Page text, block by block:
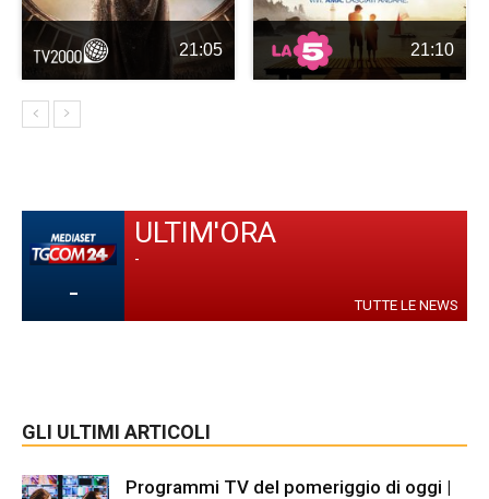
21:05 21:10
-
ULTIM'ORA
-
TUTTE LE NEWS
GLI ULTIMI ARTICOLI
Programmi TV del pomeriggio di oggi |